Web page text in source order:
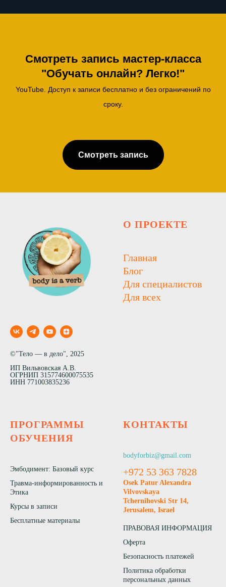
Смотреть запись мастер-класса
"Обучать онлайн? Легко!"
YouTube. Доступ к записи бесплатно и без ограничений по
сроку.
Смотреть запись
©"Тело — в дело", 2025
ИП Вильвовская А.В.
ОГРНИП 315774600075535
ИНН 771003835236
О ПРОЕКТЕ
Главная
Блог
Для специалистов
Для всех
ПРОГРАММЫ
ОБУЧЕНИЯ
Эмбодимент: Базовый курс
Травма-информированность и
Этика
Курсы в записи
Бесплатные материалы
КОНТАКТЫ
bodyforbiz@gmail.com
+972 53 363 7828
Osek Patur Alexandra
Vilvovskaya
Tchernihovski Str 14,
Jerusalem, Israel
ПРАВОВАЯ ИНФОРМАЦИЯ
Оферта
Безопасность платежей
Политика обработки
персональных данных